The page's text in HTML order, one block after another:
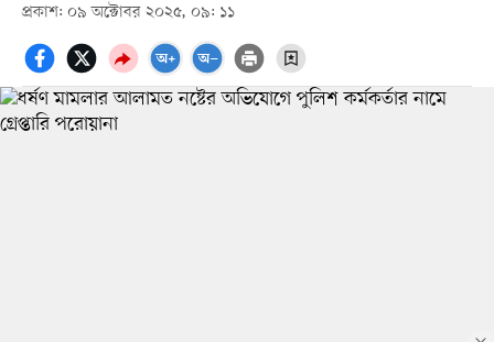
প্রকাশ: ০৯ অক্টোবর ২০২৫, ০৯: ১১